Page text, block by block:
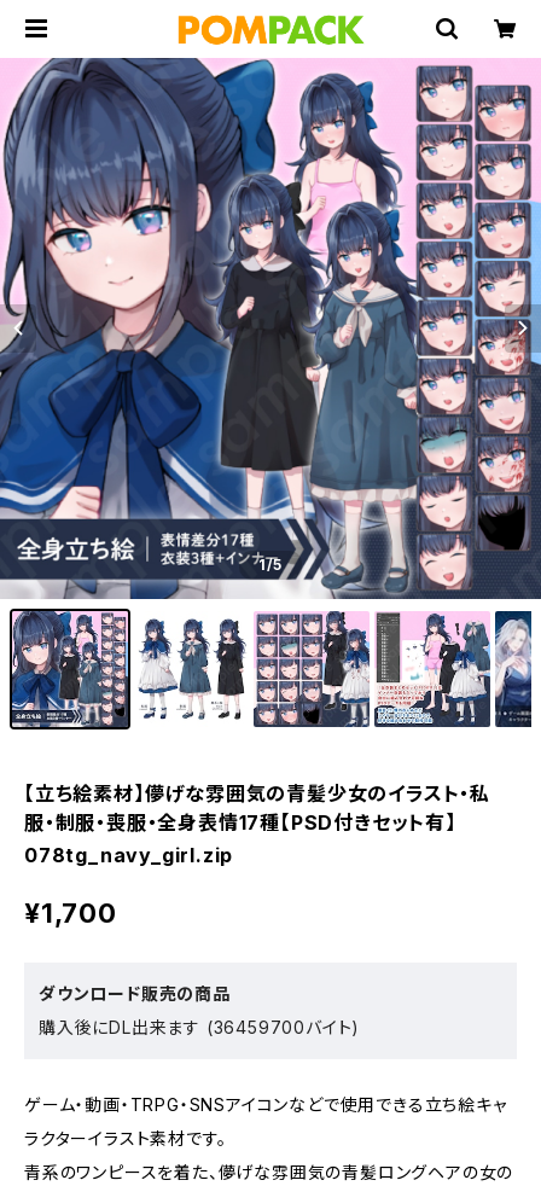
1/5
【立ち絵素材】儚げな雰囲気の青髪少女のイラスト・私
服・制服・喪服・全身表情17種【PSD付きセット有】
078tg_navy_girl.zip
¥1,700
ダウンロード販売の商品
購入後にDL出来ます (36459700バイト)
ゲーム・動画・TRPG・SNSアイコンなどで使用できる立ち絵キャ
ラクターイラスト素材です。
青系のワンピースを着た、儚げな雰囲気の青髪ロングヘアの女の